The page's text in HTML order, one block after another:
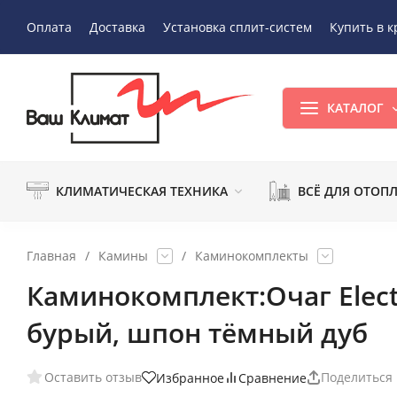
Оплата Доставка Установка сплит-систем Купить в
КАТАЛОГ
КЛИМАТИЧЕСКАЯ ТЕХНИКА ВСЁ ДЛЯ
Главная / Камины / Каминокомплекты
Каминокомплект:Очаг
бурый, шпон тёмный дуб
Оставить отзыв Избранное Сравнение Поделиться